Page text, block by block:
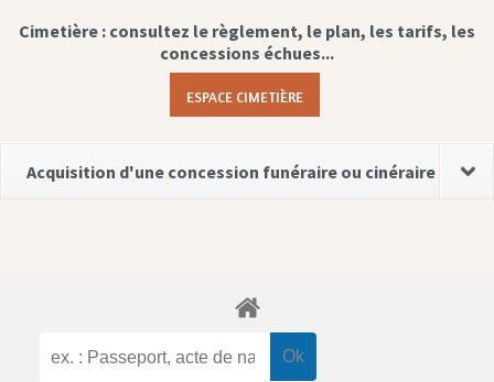
Cimetière : consultez le règlement, le plan, les tarifs, les
concessions échues...
ESPACE CIMETIÈRE
Acquisition d'une concession funéraire ou cinéraire